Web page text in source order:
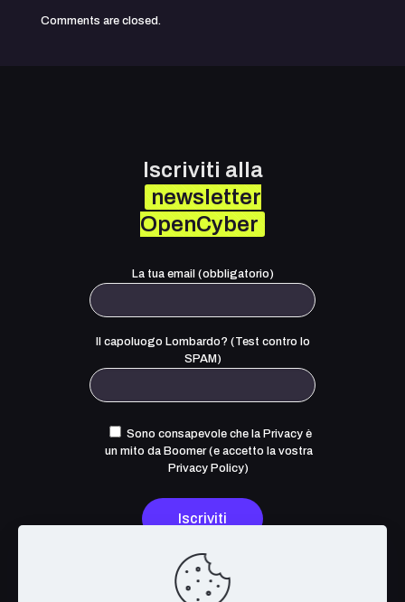
Comments are closed.
Iscriviti alla
newsletter
OpenCyber
La tua email (obbligatorio)
Il capoluogo Lombardo? (Test contro lo
SPAM)
Sono consapevole che la Privacy è
un mito da Boomer (e accetto la vostra
Privacy Policy)